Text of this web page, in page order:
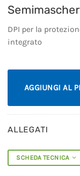
DPI per la
integrato
AGGIUNGI AL
ALLEGATI
SCHEDA TECNICA